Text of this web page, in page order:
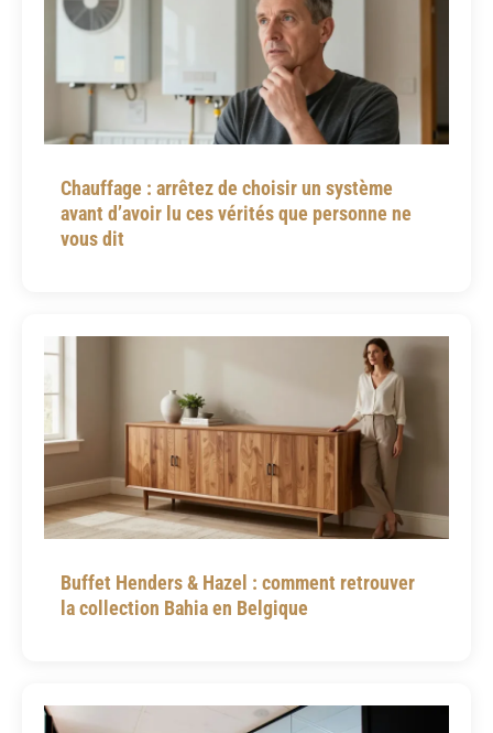
Chauffage : arrêtez de choisir un système
avant d’avoir lu ces vérités que personne ne
vous dit
Buffet Henders & Hazel : comment retrouver
la collection Bahia en Belgique